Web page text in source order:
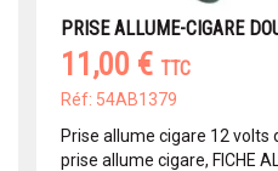
PRISE ALLUME-CIGARE
11,00 € TTC
Réf: 54AB1379
Prise allume cigare 12 volts
prise allume cigare, FICHE